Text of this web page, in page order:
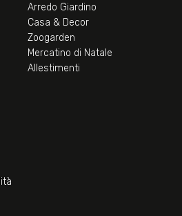
Arredo Giardino
Casa & Decor
Zoogarden
Mercatino di Natale
Allestimenti